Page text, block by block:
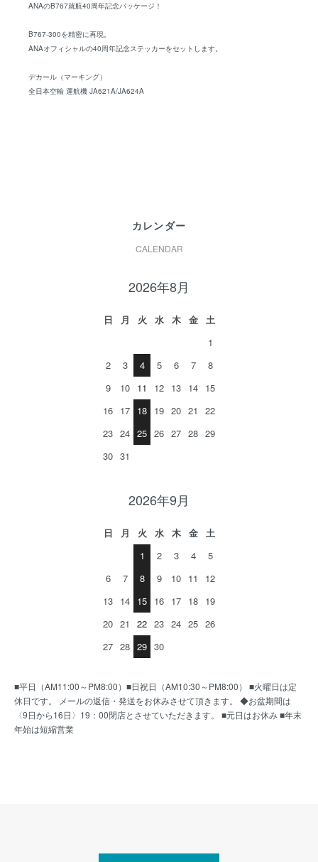
ANAのB767就航40周年記念パッケージ！
B767-300を精密に再現。
ANAオフィシャルの40周年記念ステッカーをセットします。
デカール（マーキング）
全日本空輸 運航機 JA621A/JA624A
カレンダー
CALENDAR
2026年8月
日 月 火 水 木 金
土
1
2
3 4 5 6 7
8
9
10 11 12 13 14 15
16 17 18 19 20 21
22
23 24 25 26 27 28 29
30 31
2026年9月
日 月 火 水 木 金
土
1
2 3 4
5
6
7 8 9 10 11
12
13 14 15 16 17 18 19
20 21 22 23 24 25 26
27 28 29 30
■平日（AM11:00～PM8:00）■日祝日（AM10:30～PM8:00） ■火曜日は定
休日です。 メールの返信・発送をお休みさせて頂きます。 ◆お盆期間は
〈9日から16日〉19：00閉店とさせていただきます。 ■元日はお休み ■年末
年始は短縮営業